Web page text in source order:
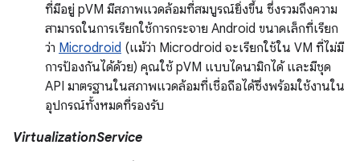
ที่มีอยู่ pVM มีสภาพแวดล้อมที่สมบูรณ์ยิ่งขึ้น ซึ่งรวมถึงความ
สามารถในการเรียกใช้การกระจาย Android ขนาดเล็กที่เรียก
ว่า Microdroid (แม้ว่า Microdroid จะเรียกใช้ใน VM ที่ไม่มี
การป้องกันได้ด้วย) คุณใช้ pVM แบบไดนามิกได้ และมีชุด
API มาตรฐานในสภาพแวดล้อมที่เชื่อถือได้ซึ่งพร้อมใช้งานใน
อุปกรณ์ทั้งหมดที่รองรับ
VirtualizationService